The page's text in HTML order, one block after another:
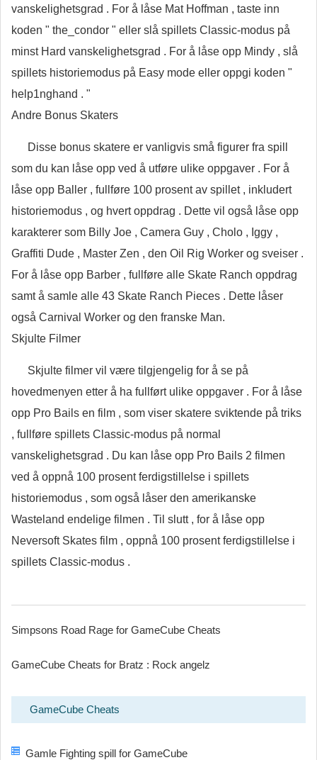
vanskelighetsgrad . For å låse Mat Hoffman , taste inn
koden " the_condor " eller slå spillets Classic-modus på
minst Hard vanskelighetsgrad . For å låse opp Mindy , slå
spillets historiemodus på Easy mode eller oppgi koden "
help1nghand . "
Andre Bonus Skaters
Disse bonus skatere er vanligvis små figurer fra spill
som du kan låse opp ved å utføre ulike oppgaver . For å
låse opp Baller , fullføre 100 prosent av spillet , inkludert
historiemodus , og hvert oppdrag . Dette vil også låse opp
karakterer som Billy Joe , Camera Guy , Cholo , Iggy ,
Graffiti Dude , Master Zen , den Oil Rig Worker og sveiser .
For å låse opp Barber , fullføre alle Skate Ranch oppdrag
samt å samle alle 43 Skate Ranch Pieces . Dette låser
også Carnival Worker og den franske Man.
Skjulte Filmer
Skjulte filmer vil være tilgjengelig for å se på
hovedmenyen etter å ha fullført ulike oppgaver . For å låse
opp Pro Bails en film , som viser skatere sviktende på triks
, fullføre spillets Classic-modus på normal
vanskelighetsgrad . Du kan låse opp Pro Bails 2 filmen
ved å oppnå 100 prosent ferdigstillelse i spillets
historiemodus , som også låser den amerikanske
Wasteland endelige filmen . Til slutt , for å låse opp
Neversoft Skates film , oppnå 100 prosent ferdigstillelse i
spillets Classic-modus .
Simpsons Road Rage for GameCube Cheats
GameCube Cheats for Bratz : Rock angelz
GameCube Cheats
Gamle Fighting spill for GameCube